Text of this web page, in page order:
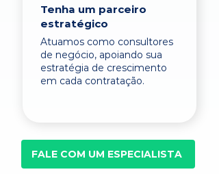
Tenha um parceiro
estratégico
Atuamos como consultores
de negócio, apoiando sua
estratégia de crescimento
em cada contratação.
FALE COM UM ESPECIALISTA